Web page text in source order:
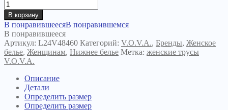
В корзину
В понравившеесяВ понравившемся
В понравившееся
Артикул: L24V48460 Категорий: V.O.V.A., Бренды, Женское
белье, Женщинам, Нижнее белье Метка: женские трусы
V.O.V.A.
Описание
Детали
Определить размер
Определить размер